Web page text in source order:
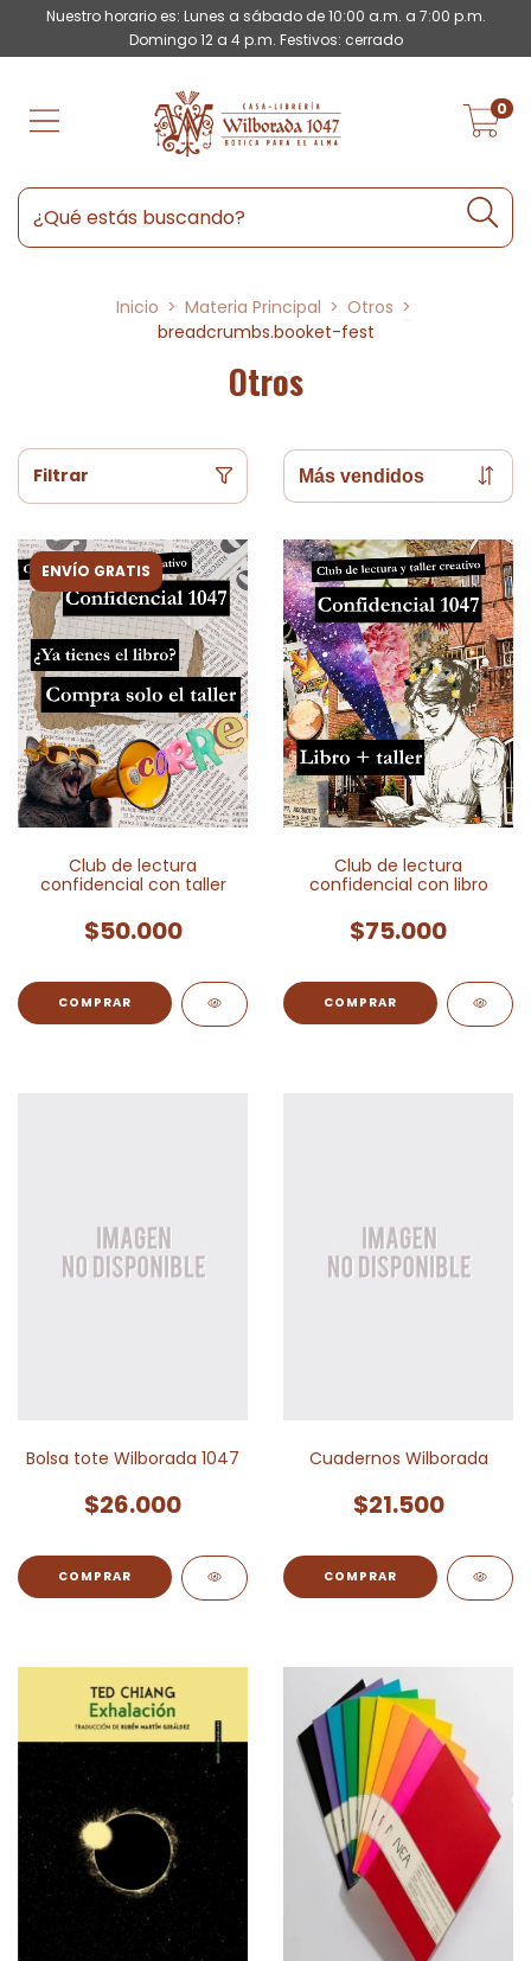
Nuestro horario es: Lunes a sábado de 10:00 a.m. a 7:00 p.m.
Domingo 12 a 4 p.m. Festivos: cerrado
0
Inicio > Materia Principal > Otros >
breadcrumbs.booket-fest
Otros
Filtrar
ENVÍO GRATIS
Club de lectura
confidencial con taller
$50.000
Club de lectura
confidencial con libro
$75.000
Bolsa tote Wilborada 1047
$26.000
Cuadernos Wilborada
$21.500